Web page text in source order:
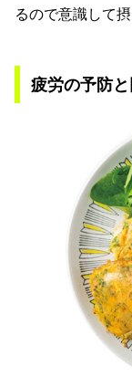
るので意識して
疲労の予防と